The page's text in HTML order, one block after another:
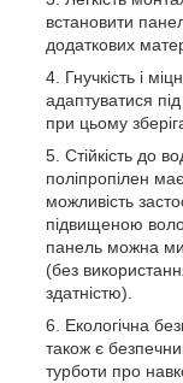
встановити
додаткових
Гнучкість і
адаптуватися під
при цьому
Стійкість до
поліпропілен
можливість
підвищеною
панель можна
(без
здатністю).
Екологічна
також є
турботи про